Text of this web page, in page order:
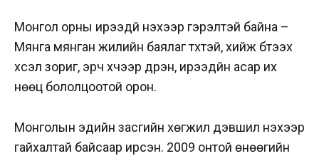
Монгол орны ирээдүй үнэхээр гэрэлтэй байна –
Мянга мянган жилийн баялаг түүхтэй, хийж бүтээх
хүсэл зориг, эрч хүчээр дүүрэн, ирээдүйн асар их
нөөц бололцоотой орон.
Монголын эдийн засгийн хөгжил дэвшил үнэхээр
гайхалтай байсаар ирсэн. 2009 онтой өнөөгийн